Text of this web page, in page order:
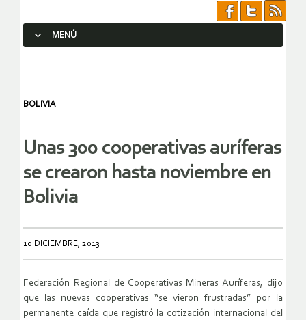
MENÚ
BOLIVIA
Unas 300 cooperativas auríferas
se crearon hasta noviembre en
Bolivia
10 DICIEMBRE, 2013
Federación Regional de Cooperativas Mineras Auríferas, dijo
que las nuevas cooperativas “se vieron frustradas” por la
permanente caída que registró la cotización internacional del